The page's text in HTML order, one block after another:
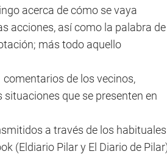
acerca de cómo se vaya
acciones, así como la palabra de
más todo aquello
de los vecinos,
que se presenten en
a través de los habituales
(Eldiario Pilar y El Diario de